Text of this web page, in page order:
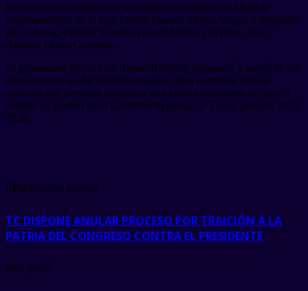
Por lado de la comisión de transferencia entrante, está bajo la
responsabilidad de la Ing. Imelda Mariela Ticona Vargas e integrada
por la Abog. Claudia Yazmyn Huerta Suárez y el Blgo. José
Antonio Flores Guerrero.
El gobernador electo Luis Torres Robledo, agradeció a través de sus
redes sociales las facilidades otorgadas para continuar con las
acciones que permiten garantizar una idónea transferencia, para el
cambio de gestión en el Gobierno Regional de Tacna, periodo 2023-
2026.
Publicación anterior
TC DISPONE ANULAR PROCESO POR TRAICIÓN A LA
PATRIA DEL CONGRESO CONTRA EL PRESIDENTE
next post